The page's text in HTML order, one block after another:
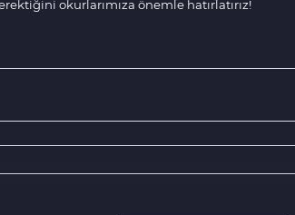
okurlarımıza önemle hatırlatırız!